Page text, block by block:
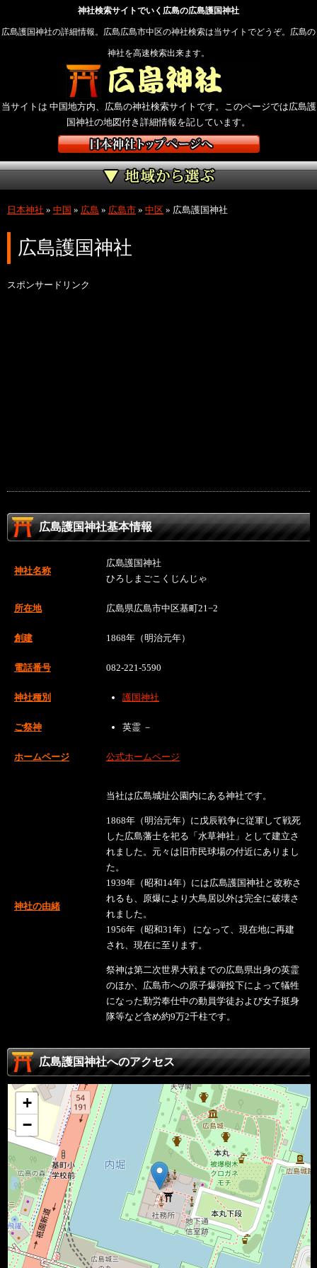
神社検索サイトでいく広島の広島護国神社
広島護国神社の詳細情報。広島広島市中区の神社検索は当サイトでどうぞ。広島の
神社を高速検索出来ます。
当サイトは 中国地方内、広島の神社検索サイトです。このページでは広島護
国神社の地図付き詳細情報を記しています。
日本神社 » 中国 » 広島 » 広島市 » 中区 » 広島護国神社
広島護国神社
スポンサードリンク
広島護国神社基本情報
神社名称
広島護国神社
ひろしまごこくじんじゃ
所在地 広島県広島市中区基町21−2
創建 1868年（明治元年）
電話番号 082-221-5590
神社種別 護国神社
ご祭神 英霊 －
ホームページ 公式ホームページ
神社の由緒
当社は広島城址公園内にある神社です。
1868年（明治元年）に戊辰戦争に従軍して戦死
した広島藩士を祀る「水草神社」として建立さ
れました。元々は旧市民球場の付近にありまし
た。
1939年（昭和14年）には広島護国神社と改称さ
れるも、原爆により大鳥居以外は完全に破壊さ
れました。
1956年（昭和31年） になって、現在地に再建
され、現在に至ります。
祭神は第二次世界大戦までの広島県出身の英霊
のほか、広島市への原子爆弾投下によって犠牲
になった勤労奉仕中の動員学徒および女子挺身
隊等など含め約9万2千柱です。
広島護国神社へのアクセス
+
−